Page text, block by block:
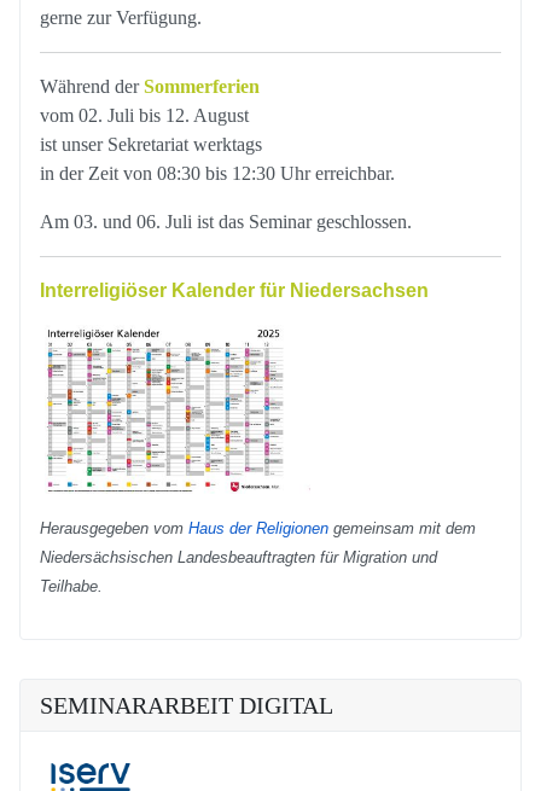
gerne zur Verfügung.
Während derSommerferien
vom 02. Juli bis 12. August
ist unser Sekretariat werktags
in der Zeit von 08:30 bis 12:30 Uhr erreichbar.
Am 03. und 06. Juli ist das Seminar geschlossen.
Interreligiöser Kalender für Niedersachsen
Herausgegeben vom Haus der Religionen gemeinsam mit dem
Niedersächsischen Landesbeauftragten für Migration und
Teilhabe.
SEMINARARBEIT DIGITAL